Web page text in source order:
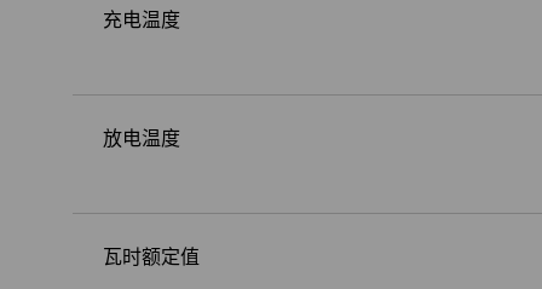
充电温度
放电温度
瓦时额定值